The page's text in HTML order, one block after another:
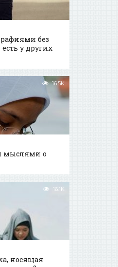
без
у других
16.5K
мыслями о
16.1K
носящая